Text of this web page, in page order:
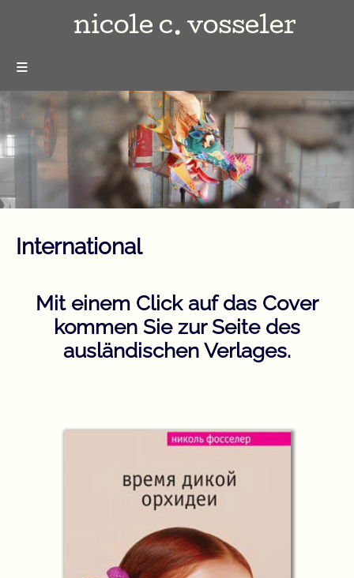
nicole c. vosseler
≡
International
Mit einem Click auf das Cover
kommen Sie zur Seite des
ausländischen Verlages.